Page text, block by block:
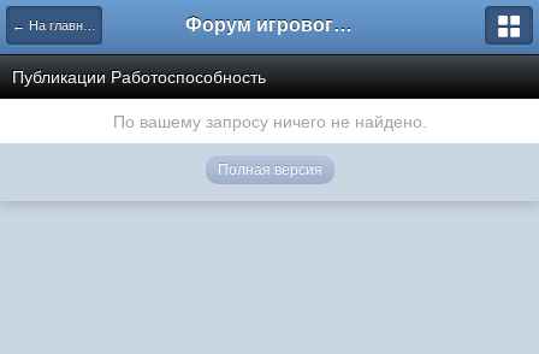
← На главную Форум игрового проекта Riverrise
Публикации Работоспособность
По вашему запросу ничего не найдено.
Полная версия